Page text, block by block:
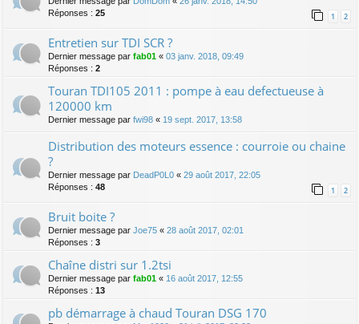
Réponses : 25 1 2
Entretien sur TDI SCR ?
Dernier message par fab01 « 03 janv. 2018, 09:49
Réponses : 2
Touran TDI105 2011 : pompe à eau defectueuse à
120000 km
Dernier message par fwi98 « 19 sept. 2017, 13:58
Distribution des moteurs essence : courroie ou chaine
?
Dernier message par DeadP0L0 « 29 août 2017, 22:05
Réponses : 48 1 2
Bruit boite ?
Dernier message par Joe75 « 28 août 2017, 02:01
Réponses : 3
Chaîne distri sur 1.2tsi
Dernier message par fab01 « 16 août 2017, 12:55
Réponses : 13
pb démarrage à chaud Touran DSG 170